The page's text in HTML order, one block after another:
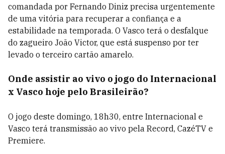
comandada por Fernando Diniz precisa urgentemente
de uma vitória para recuperar a confiança e a
estabilidade na temporada. O Vasco terá o desfalque
do zagueiro João Victor, que está suspenso por ter
levado o terceiro cartão amarelo.
Onde assistir ao vivo o jogo do Internacional
x Vasco hoje pelo Brasileirão?
O jogo deste domingo, 18h30, entre Internacional e
Vasco terá transmissão ao vivo pela Record, CazéTV e
Premiere.